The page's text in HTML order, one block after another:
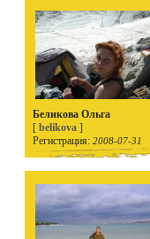
Беликова Ольга
[ belikova ]
Регистрация: 2008-07-31